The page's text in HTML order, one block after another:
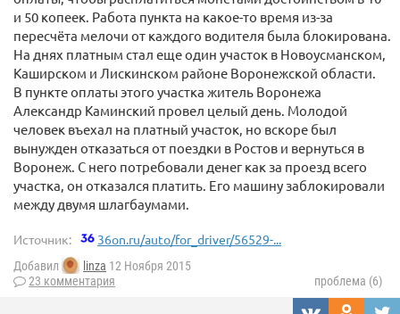
и 50 копеек. Работа пункта на какое-то время из-за
пересчёта мелочи от каждого водителя была блокирована.
На днях платным стал еще один участок в Новоусманском,
Каширском и Лискинском районе Воронежской области.
В пункте оплаты этого участка житель Воронежа
Александр Каминский провел целый день. Молодой
человек въехал на платный участок, но вскоре был
вынужден отказаться от поездки в Ростов и вернуться в
Воронеж. С него потребовали денег как за проезд всего
участка, он отказался платить. Его машину заблокировали
между двумя шлагбаумами.
Источник: 36on.ru/auto/for_driver/56529-...
Добавил linza 12 Ноября 2015
23 комментария
проблема (6)